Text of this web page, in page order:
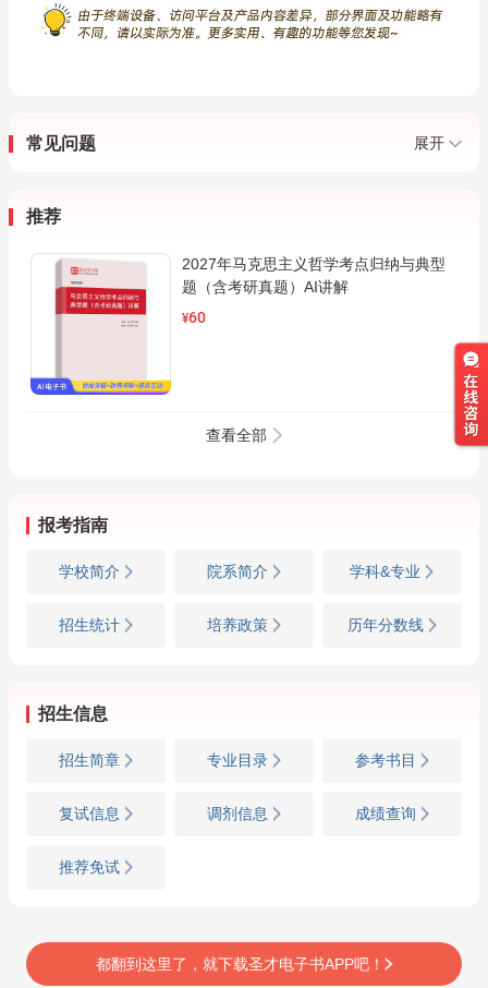
常见问题 展开
推荐
2027年马克思主义哲学考点归纳与典型
题（含考研真题）AI讲解
¥60
查看全部
报考指南
学校简介 院系简介 学科&专业
招生统计 培养政策 历年分数线
招生信息
招生简章 专业目录 参考书目
复试信息 调剂信息 成绩查询
推荐免试
都翻到这里了，就下载圣才电子书APP吧！